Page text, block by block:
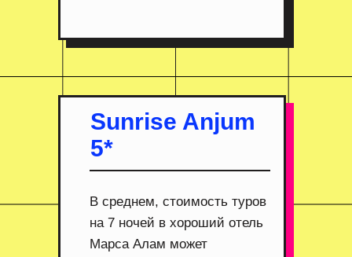
В среднем, стоимость туров
на 7 ночей в хороший отель
Марса Алам может
Sunrise Anjum
5*